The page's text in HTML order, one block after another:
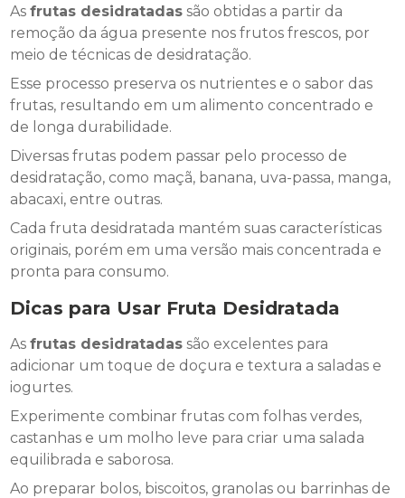
Asfrutas desidratadas são obtidas a partir da
remoção da água presente nos frutos frescos, por
meio de técnicas de desidratação.
Esse processo preserva os nutrientes e o sabor das
frutas, resultando em um alimento concentrado e
de longa durabilidade.
Diversas frutas podem passar pelo processo de
desidratação, como maçã, banana, uva-passa, manga,
abacaxi, entre outras.
Cada fruta desidratada mantém suas características
originais, porém em uma versão mais concentrada e
pronta para consumo.
Dicas para Usar Fruta Desidratada
Asfrutas desidratadas são excelentes para
adicionar um toque de doçura e textura a saladas e
iogurtes.
Experimente combinar frutas com folhas verdes,
castanhas e um molho leve para criar uma salada
equilibrada e saborosa.
Ao preparar bolos, biscoitos, granolas ou barrinhas de